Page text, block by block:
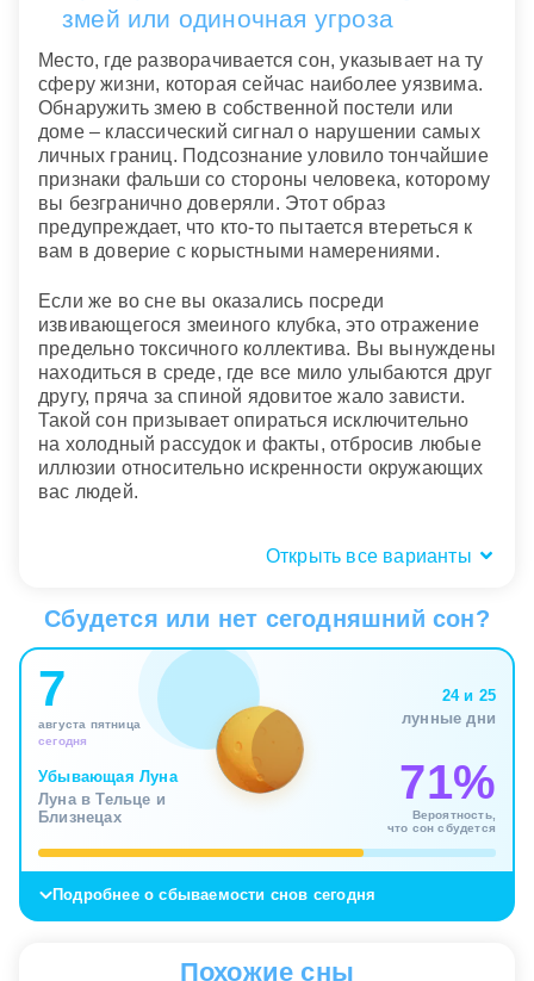
змей или одиночная угроза
Место, где разворачивается сон, указывает на ту
сферу жизни, которая сейчас наиболее уязвима.
Обнаружить змею в собственной постели или
доме – классический сигнал о нарушении самых
личных границ. Подсознание уловило тончайшие
признаки фальши со стороны человека, которому
вы безгранично доверяли. Этот образ
предупреждает, что кто-то пытается втереться к
вам в доверие с корыстными намерениями.
Если же во сне вы оказались посреди
извивающегося змеиного клубка, это отражение
предельно токсичного коллектива. Вы вынуждены
находиться в среде, где все мило улыбаются друг
другу, пряча за спиной ядовитое жало зависти.
Такой сон призывает опираться исключительно
на холодный рассудок и факты, отбросив любые
иллюзии относительно искренности окружающих
вас людей.
Открыть все варианты
больная или свернувшаяся
кольцом
Внутреннее состояние символа показывает
степень активности назревающего кризиса. Если
вы видите, как змея свернулась тугим кольцом и
замерла, это признак максимальной
концентрации энергии. Опасность еще не
проявила себя открыто, но ситуация напряжена
до предела. Ваша интуиция подсказывает, что
любой неосторожный шаг может спровоцировать
стороны оппонента.
Сбудется или нет сегодняшний сон?
7
августа пятница
сегодня
Убывающая Луна
Луна в Тельце и
Близнецах
24 и 25
лунные дни
71%
Вероятность,
что сон сбудется
Подробнее о сбываемости снов сегодня
Похожие сны